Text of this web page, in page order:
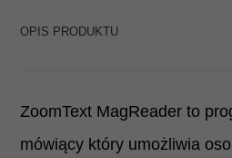
OPIS PRODUKTU
ZoomText MagReader to
mówiący który umożliwia